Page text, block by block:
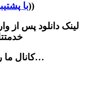
با))
لینک دانلود پس از
کانال ما را در تلگرام دنبال کنید…